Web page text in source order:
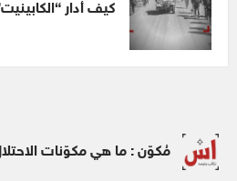
كيف أدار
مُكوّن : ما هي مكوّنات